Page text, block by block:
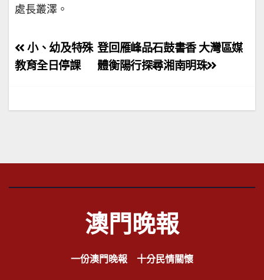
處長叢澤。
文
章
覽
登回雁峰品石鼓書香 大灣區媒
體衡陽行探尋湘南明珠
小、幼及特殊
教育全日停課
澳門晚報
一份澳門晚報 十分民情關懷